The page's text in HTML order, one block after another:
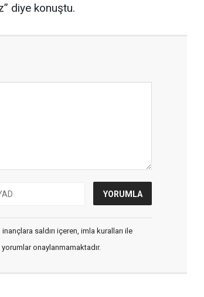
diye konuştu.
saldırı içeren, imla kuralları ile
onaylanmamaktadır.